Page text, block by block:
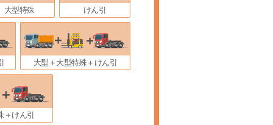
大型特殊 けん引
大型＋大型特殊＋けん引
けん引